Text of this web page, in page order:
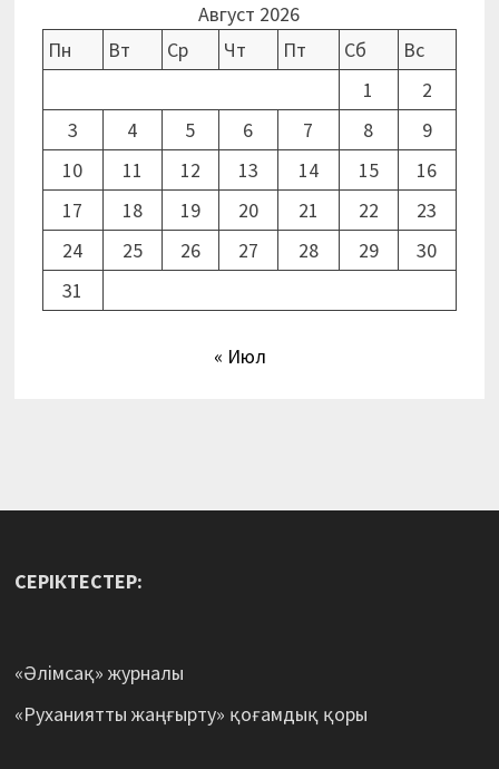
Август 2026
Пн
Вт Ср Чт Пт Сб
Вс
1
2
3
4 5 6 7 8
9
10
11 12 13 14 15
16
17
18 19 20 21 22
23
24
25 26 27 28 29
30
31
« Июл
СЕРІКТЕСТЕР:
«Әлімсақ» журналы
«Руханиятты жаңғырту» қоғамдық қоры